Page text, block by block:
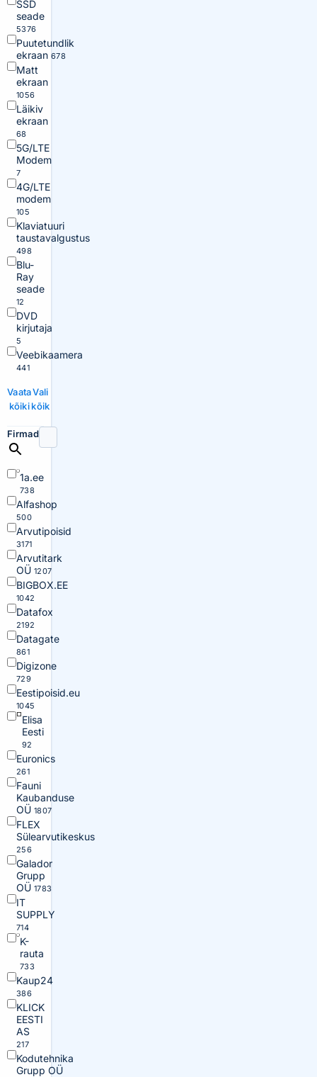
SSD
seade
5376
Puutetundlik
ekraan 678
Matt
ekraan
1056
Läikiv
ekraan
68
5G/LTE
Modem
7
4G/LTE
modem
105
Klaviatuuri
taustavalgustus
498
Blu-
Ray
seade
12
DVD
kirjutaja
5
Veebikaamera
441
Vaata
kõiki
Vali
kõik
Firmad
1a.ee
738
Alfashop
500
Arvutipoisid
3171
Arvutitark
OÜ 1207
BIGBOX.EE
1042
Datafox
2192
Datagate
861
Digizone
729
Eestipoisid.eu
1045
Elisa
Eesti
92
Euronics
261
Fauni
Kaubanduse
OÜ 1807
FLEX
Sülearvutikeskus
256
Galador
Grupp
OÜ 1783
IT
SUPPLY
714
K-
rauta
733
Kaup24
386
KLICK
EESTI
AS
217
Kodutehnika
Grupp OÜ